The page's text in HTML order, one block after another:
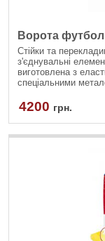
Ворота
Стійки та
з'єднувальні
виготовлена з
спеціальними
4200 грн.